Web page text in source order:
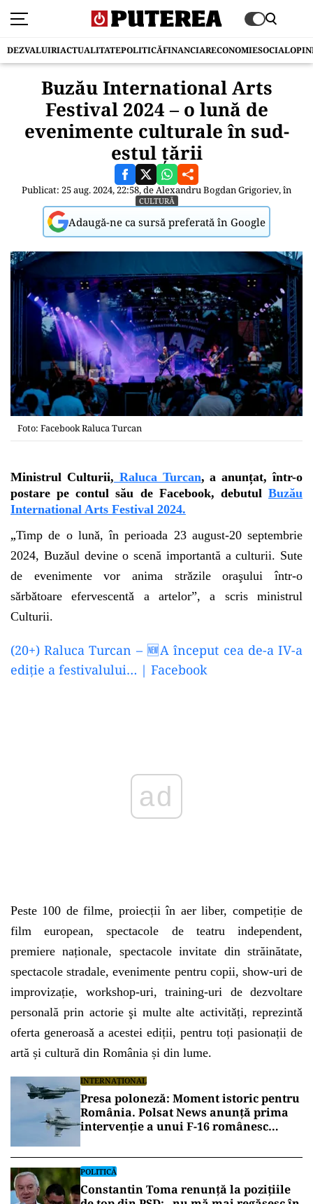
DEZVALUIRIACTUALITATEPOLITICĂFINANCIARECONOMIESOCIAL
Buzău International Arts
Festival 2024 – o lună de
evenimente culturale în sud-
estul țării
Publicat: 25 aug. 2024, 22:58, deAlexandru Bogdan Grigoriev, în
CULTURĂ
Adaugă-ne ca sursă preferată în Google
Foto: Facebook Raluca Turcan
Ministrul Culturii, Raluca Turcan, a anunțat, într-o
postare pe contul său de Facebook, debutul Buzău
International Arts Festival 2024.
„Timp de o lunǎ, în perioada 23 august-20 septembrie
2024, Buzǎul devine o scenă importantă a culturii. Sute
de evenimente vor anima strǎzile oraşului într-o
sǎrbǎtoare efervescentǎ a artelor”, a scris ministrul
Culturii.
(20+) Raluca Turcan – 🆕A început cea de-a IV-a
ediție a festivalului… | Facebook
Peste 100 de filme, proiecții în aer liber, competiție de
film european, spectacole de teatru independent,
premiere naționale, spectacole invitate din străinătate,
spectacole stradale, evenimente pentru copii, show-uri de
improvizație, workshop-uri, training-uri de dezvoltare
personală prin actorie şi multe alte activitǎți, reprezintǎ
oferta generoasǎ a acestei ediții, pentru toți pasionații de
artă și cultură din România și din lume.
INTERNAȚIONAL
Presa poloneză: Moment istoric pentru
România. Polsat News anunță prima
intervenție a unui F-16 românesc
NATO
POLITICĂ
Constantin Toma renunță la pozițiile